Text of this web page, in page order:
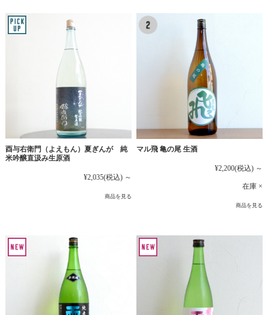
酉与右衛門（よえもん）夏ぎんが 純
米吟醸直汲み生原酒
¥2,035(税込) ～
商品を見る
マル飛 亀の尾 生酒
¥2,200(税込) ～
在庫 ×
商品を見る